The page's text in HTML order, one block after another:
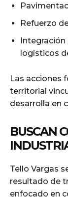
Refuerzo
logísticos
Las acciones
territorial
desarrolla en
BUSCAN
Tello Vargas
resultado de
enfocado en